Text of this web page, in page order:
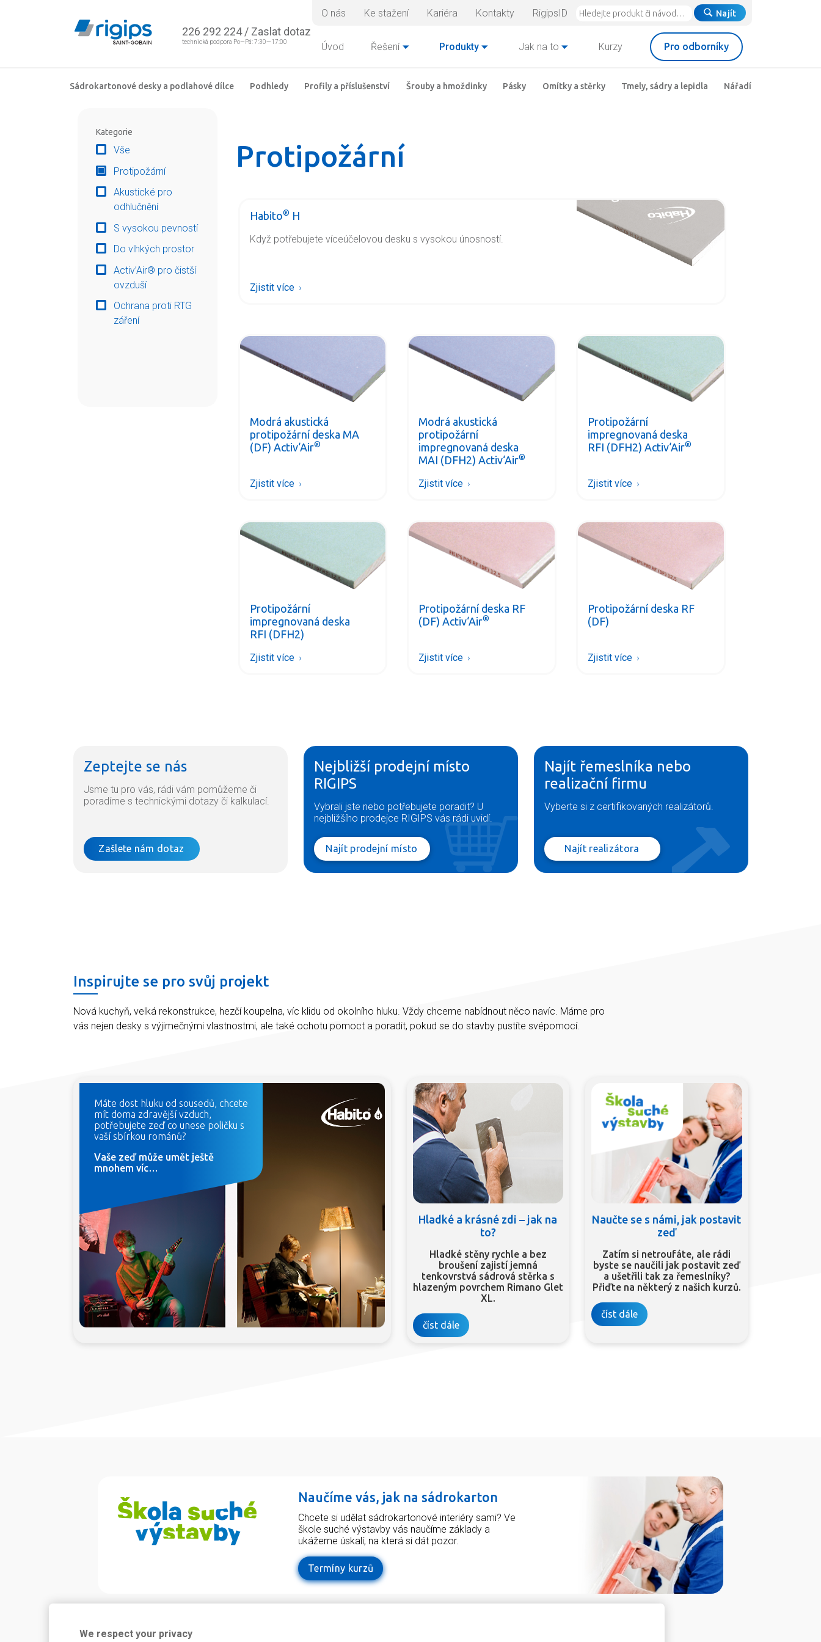
226 292 224/ Zaslat dotaz
technická podpora Po—Pá: 7:30—17:00
O nás Ke stažení Kariéra Kontakty RigipsID Najít
Úvod Řešení Produkty Jak na to Kurzy Pro odborníky
Sádrokartonové desky a podlahové dílce Podhledy Profily a příslušenství Šrouby a hmoždinky Pásky Omítky a stěrky Tmely, sádry a lepidla Nářadí
Kategorie
Vše
Protipožární
Akustické pro
odhlučnění
S vysokou pevností
Do vlhkých prostor
Activ’Air® pro čistší
ovzduší
Ochrana proti RTG
záření
Protipožární
Habito® H
Když potřebujete víceúčelovou desku s vysokou únosností.
Zjistit více
Modrá akustická
protipožární deska MA
(DF) Activ‘Air®
Zjistit více
Modrá akustická
protipožární
impregnovaná deska
MAI (DFH2) Activ‘Air®
Zjistit více
Protipožární
impregnovaná deska
RFI (DFH2) Activ‘Air®
Zjistit více
Protipožární
impregnovaná deska
RFI (DFH2)
Zjistit více
Protipožární deska RF
(DF) Activ‘Air®
Zjistit více
Protipožární deska RF
(DF)
Zjistit více
Zeptejte se nás
Jsme tu pro vás, rádi vám pomůžeme či
poradíme s technickými dotazy či kalkulací.
Zašlete nám dotaz
Nejbližší prodejní místo
RIGIPS
Vybrali jste nebo potřebujete poradit? U
nejbližšího prodejce RIGIPS vás rádi uvidí.
Najít prodejní místo
Najít řemeslníka nebo
realizační firmu
Vyberte si z certifikovaných realizátorů.
Najít realizátora
Inspirujte se pro svůj projekt
Nová kuchyň, velká rekonstrukce, hezčí koupelna, víc klidu od okolního hluku. Vždy chceme nabídnout něco navíc. Máme pro
vás nejen desky s výjimečnými vlastnostmi, ale také ochotu pomoct a poradit, pokud se do stavby pustíte svépomocí.
Máte dost hluku od sousedů, chcete
mít doma zdravější vzduch,
potřebujete zeď co unese poličku s
vaší sbírkou románů?
Vaše zeď může umět ještě
mnohem víc…
Hladké a krásné zdi – jak na
to?
Hladké stěny rychle a bez
broušení zajistí jemná
tenkovrstvá sádrová stěrka s
hlazeným povrchem Rimano Glet
XL.
číst dále
Naučte se s námi, jak postavit
zeď
Zatím si netroufáte, ale rádi
byste se naučili jak postavit zeď
a ušetřili tak za řemeslníky?
Přiďte na některý z našich kurzů.
číst dále
Naučíme vás, jak na sádrokarton
Chcete si udělat sádrokartonové interiéry sami? Ve
škole suché výstavby vás naučíme základy a
ukážeme úskalí, na která si dát pozor.
Termíny kurzů
Potřebujete poradit?
We respect your privacy